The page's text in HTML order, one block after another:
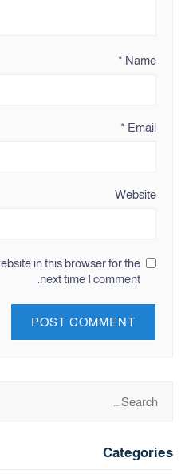
Name
*
Email
*
Website
in this browser for the
next time I comment.
Categories